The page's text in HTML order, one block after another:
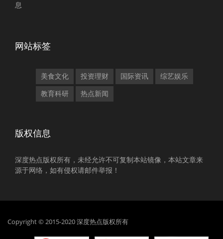
息
网站标签
美食文化 投资理财 国际资讯 综艺娱乐
教育科研 热点新闻
版权信息
深度热点版权所有，未经允许不可复制本站镜像，本站文章来
源于网络，如有侵权请邮件举报！
Copyright © 2015-2020 深度热点版权所有